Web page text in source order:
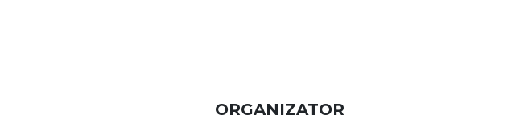
ORGANIZATOR